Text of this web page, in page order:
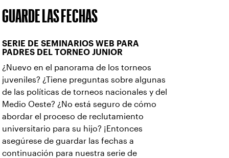
GUARDE LAS FECHAS
SERIE DE SEMINARIOS WEB PARA
PADRES DEL TORNEO JUNIOR
¿Nuevo en el panorama de los torneos
juveniles? ¿Tiene preguntas sobre algunas
de las políticas de torneos nacionales y del
Medio Oeste? ¿No está seguro de cómo
abordar el proceso de reclutamiento
universitario para su hijo? ¡Entonces
asegúrese de guardar las fechas a
continuación para nuestra serie de